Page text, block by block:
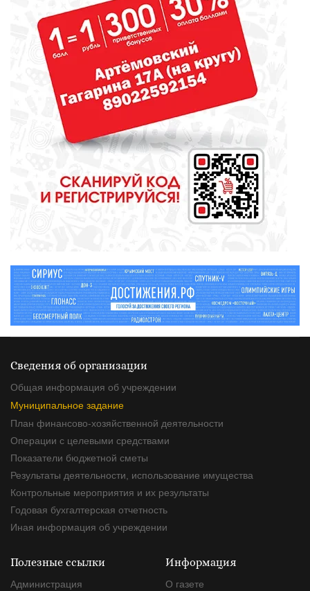
СПОРТ
Денис Паслер поставил
футбольному клубу «Урал»
задачу выйти в Российскую
премьер-лигу
Газманов, «Город мастеров» и
музейные квесты
Сведения об организации
Общая информация об учреждении
Муниципальное задание
План финансово-хозяйственной деятельности
Операции с целевыми средствами
Показатели бюджетной сметы
Результаты деятельности, использование имущества
Контрольные мероприятия и их результаты
Годовая бухгалтерская отчетность
Иная информация об учреждении
Полезные ссылки
Администрация
Информация
О газете